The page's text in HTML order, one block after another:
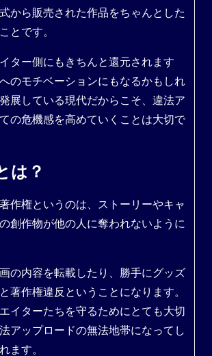
から販売された作品をちゃんとした
とです。
ター側にもきちんと還元されます
のモチベーションにもなるかもしれ
展している現代だからこそ、違法ア
の危機感を高めていくことは大切で
は？
作権というのは、ストーリーやキャ
創作物が他の人に奪われないように
の内容を転載したり、勝手にグッズ
著作権違反ということになります。
イターたちを守るためにとても大切
アップロードの無法地帯になってし
ます。